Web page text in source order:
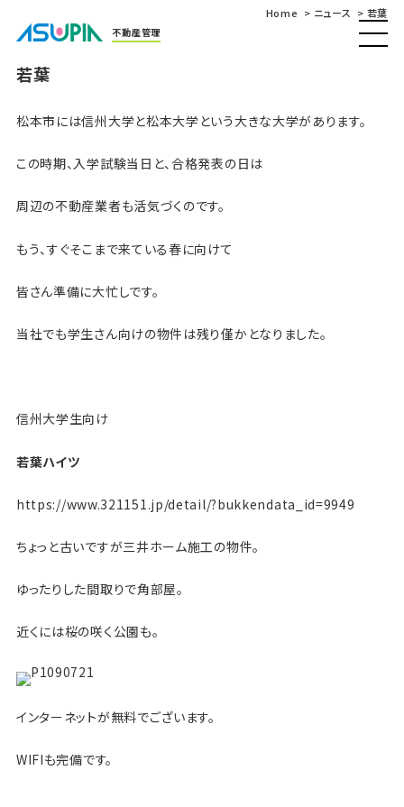
不動産管理
Home ニュース 若葉
若葉
松本市には信州大学と松本大学という大きな大学があります。
この時期、入学試験当日と、合格発表の日は
周辺の不動産業者も活気づくのです。
もう、すぐそこまで来ている春に向けて
皆さん準備に大忙しです。
当社でも学生さん向けの物件は残り僅かとなりました。
信州大学生向け
若葉ハイツ
https://www.321151.jp/detail/?bukkendata_id=9949
ちょっと古いですが三井ホーム施工の物件。
ゆったりした間取りで角部屋。
近くには桜の咲く公園も。
インターネットが無料でございます。
WIFIも完備です。